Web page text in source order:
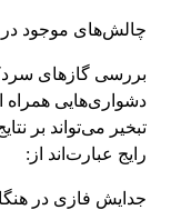
چالش‌های موجود در
دشواری‌هایی همراه
تبخیر می‌تواند بر
رایج عبارت‌اند از:
جدایش فازی در